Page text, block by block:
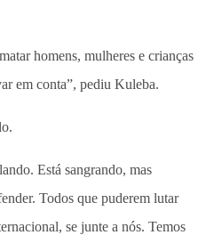
homens, mulheres e crianças
em conta”, pediu Kuleba.
Está sangrando, mas
Todos que puderem lutar
se junte a nós. Temos